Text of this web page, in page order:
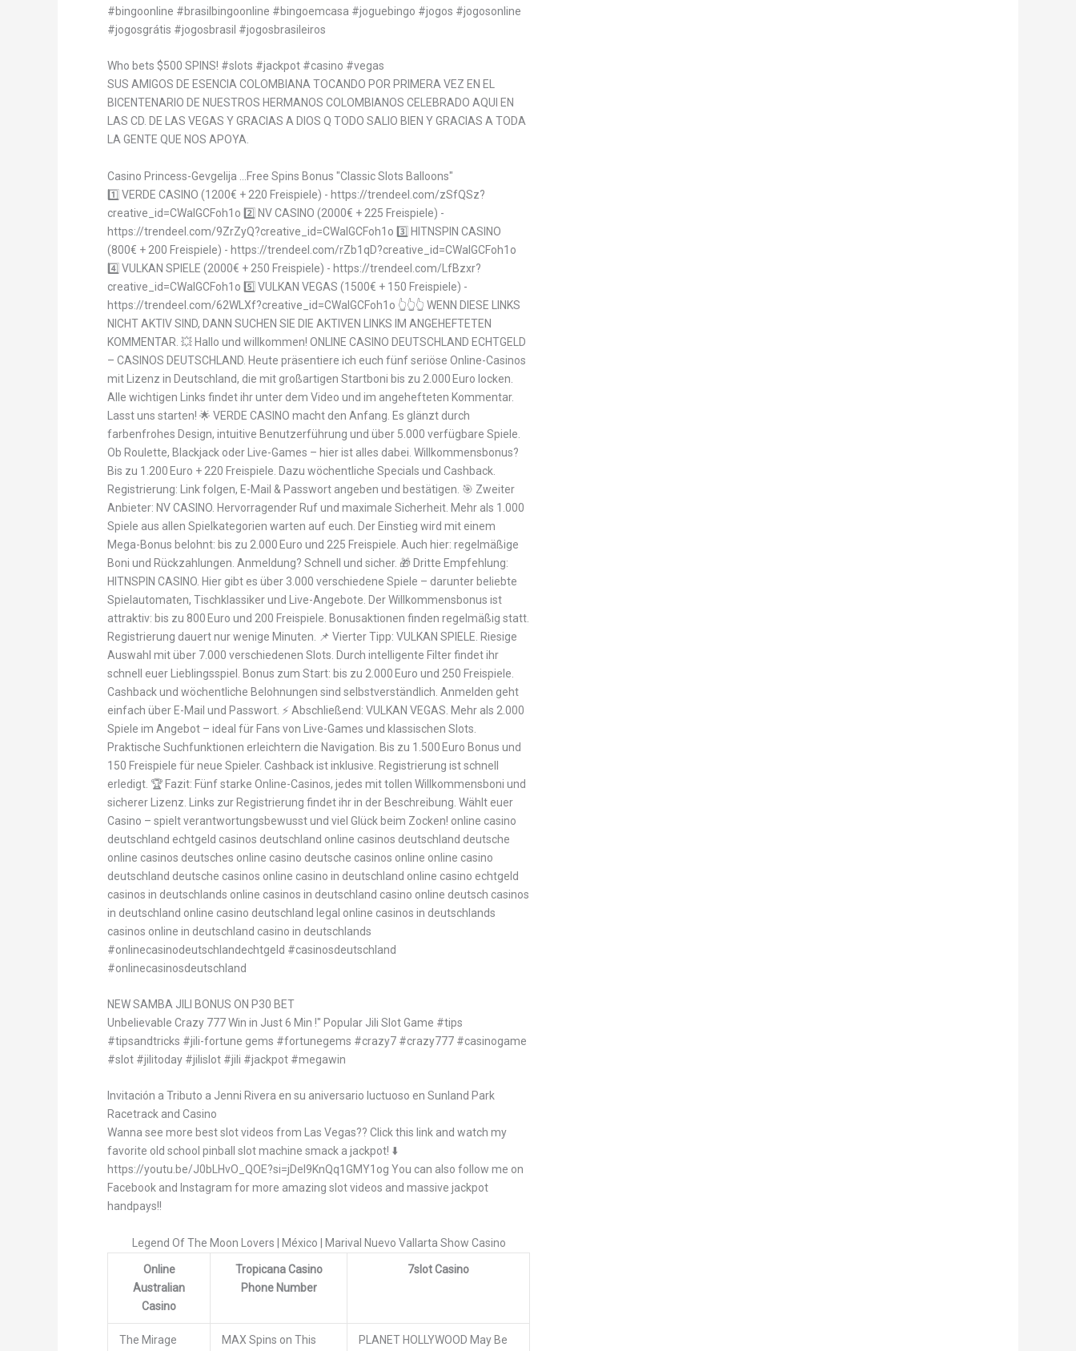
#bingoonline #brasilbingoonline #bingoemcasa #joguebingo #jogos #jogosonline
#jogosgrátis #jogosbrasil #jogosbrasileiros
Who bets $500 SPINS! #slots #jackpot #casino #vegas
SUS AMIGOS DE ESENCIA COLOMBIANA TOCANDO POR PRIMERA VEZ EN EL
BICENTENARIO DE NUESTROS HERMANOS COLOMBIANOS CELEBRADO AQUI EN
LAS CD. DE LAS VEGAS Y GRACIAS A DIOS Q TODO SALIO BIEN Y GRACIAS A TODA
LA GENTE QUE NOS APOYA.
Casino Princess-Gevgelija ...Free Spins Bonus "Classic Slots Balloons"
1️⃣ VERDE CASINO (1200€ + 220 Freispiele) - https://trendeel.com/zSfQSz?
creative_id=CWalGCFoh1o 2️⃣ NV CASINO (2000€ + 225 Freispiele) -
https://trendeel.com/9ZrZyQ?creative_id=CWalGCFoh1o 3️⃣ HITNSPIN CASINO
(800€ + 200 Freispiele) - https://trendeel.com/rZb1qD?creative_id=CWalGCFoh1o
4️⃣ VULKAN SPIELE (2000€ + 250 Freispiele) - https://trendeel.com/LfBzxr?
creative_id=CWalGCFoh1o 5️⃣ VULKAN VEGAS (1500€ + 150 Freispiele) -
https://trendeel.com/62WLXf?creative_id=CWalGCFoh1o 👆👆👆 WENN DIESE LINKS
NICHT AKTIV SIND, DANN SUCHEN SIE DIE AKTIVEN LINKS IM ANGEHEFTETEN
KOMMENTAR. 💥 Hallo und willkommen! ONLINE CASINO DEUTSCHLAND ECHTGELD
– CASINOS DEUTSCHLAND. Heute präsentiere ich euch fünf seriöse Online-Casinos
mit Lizenz in Deutschland, die mit großartigen Startboni bis zu 2.000 Euro locken.
Alle wichtigen Links findet ihr unter dem Video und im angehefteten Kommentar.
Lasst uns starten! 🌟 VERDE CASINO macht den Anfang. Es glänzt durch
farbenfrohes Design, intuitive Benutzerführung und über 5.000 verfügbare Spiele.
Ob Roulette, Blackjack oder Live-Games – hier ist alles dabei. Willkommensbonus?
Bis zu 1.200 Euro + 220 Freispiele. Dazu wöchentliche Specials und Cashback.
Registrierung: Link folgen, E-Mail & Passwort angeben und bestätigen. 🎯 Zweiter
Anbieter: NV CASINO. Hervorragender Ruf und maximale Sicherheit. Mehr als 1.000
Spiele aus allen Spielkategorien warten auf euch. Der Einstieg wird mit einem
Mega-Bonus belohnt: bis zu 2.000 Euro und 225 Freispiele. Auch hier: regelmäßige
Boni und Rückzahlungen. Anmeldung? Schnell und sicher. 🎁 Dritte Empfehlung:
HITNSPIN CASINO. Hier gibt es über 3.000 verschiedene Spiele – darunter beliebte
Spielautomaten, Tischklassiker und Live-Angebote. Der Willkommensbonus ist
attraktiv: bis zu 800 Euro und 200 Freispiele. Bonusaktionen finden regelmäßig statt.
Registrierung dauert nur wenige Minuten. 📌 Vierter Tipp: VULKAN SPIELE. Riesige
Auswahl mit über 7.000 verschiedenen Slots. Durch intelligente Filter findet ihr
schnell euer Lieblingsspiel. Bonus zum Start: bis zu 2.000 Euro und 250 Freispiele.
Cashback und wöchentliche Belohnungen sind selbstverständlich. Anmelden geht
einfach über E-Mail und Passwort. ⚡ Abschließend: VULKAN VEGAS. Mehr als 2.000
Spiele im Angebot – ideal für Fans von Live-Games und klassischen Slots.
Praktische Suchfunktionen erleichtern die Navigation. Bis zu 1.500 Euro Bonus und
150 Freispiele für neue Spieler. Cashback ist inklusive. Registrierung ist schnell
erledigt. 🏆 Fazit: Fünf starke Online-Casinos, jedes mit tollen Willkommensboni und
sicherer Lizenz. Links zur Registrierung findet ihr in der Beschreibung. Wählt euer
Casino – spielt verantwortungsbewusst und viel Glück beim Zocken! online casino
deutschland echtgeld casinos deutschland online casinos deutschland deutsche
online casinos deutsches online casino deutsche casinos online online casino
deutschland deutsche casinos online casino in deutschland online casino echtgeld
casinos in deutschlands online casinos in deutschland casino online deutsch casinos
in deutschland online casino deutschland legal online casinos in deutschlands
casinos online in deutschland casino in deutschlands
#onlinecasinodeutschlandechtgeld #casinosdeutschland
#onlinecasinosdeutschland
NEW SAMBA JILI BONUS ON P30 BET
Unbelievable Crazy 777 Win in Just 6 Min !" Popular Jili Slot Game #tips
#tipsandtricks #jili-fortune gems #fortunegems #crazy7 #crazy777 #casinogame
#slot #jilitoday #jilislot #jili #jackpot #megawin
Invitación a Tributo a Jenni Rivera en su aniversario luctuoso en Sunland Park
Racetrack and Casino
Wanna see more best slot videos from Las Vegas?? Click this link and watch my
favorite old school pinball slot machine smack a jackpot! ⬇️
https://youtu.be/J0bLHvO_QOE?si=jDeI9KnQq1GMY1og You can also follow me on
Facebook and Instagram for more amazing slot videos and massive jackpot
handpays!!
Legend Of The Moon Lovers | México | Marival Nuevo Vallarta Show Casino
Online
Australian
Casino
Tropicana Casino
Phone Number
7slot Casino
The Mirage MAX Spins on This PLANET HOLLYWOOD May Be